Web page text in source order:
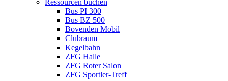
Ressourcen buchen
Bus PI 300
Bus BZ 500
Bovenden Mobil
Clubraum
Kegelbahn
ZFG Halle
ZFG Roter Salon
ZFG Sportler-Treff